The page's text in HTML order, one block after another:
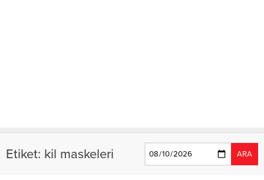
Etiket: kil maskeleri ARA